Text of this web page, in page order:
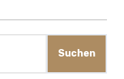
Suchen